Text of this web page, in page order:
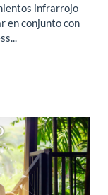
infrarrojo
en conjunto con